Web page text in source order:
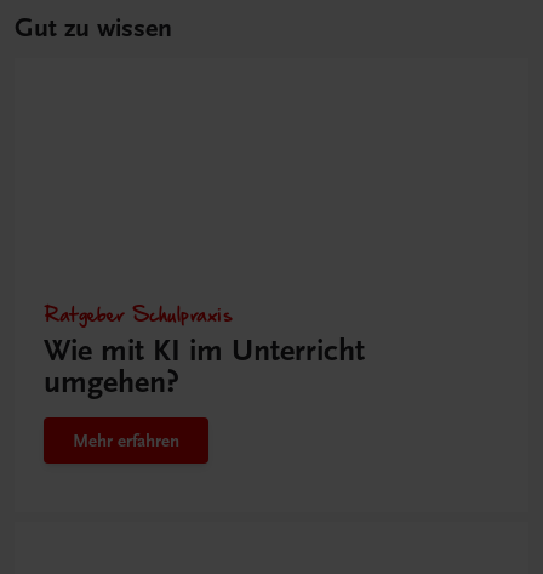
Gut zu wissen
Ratgeber Schulpraxis
Wie mit KI im Unterricht
umgehen?
Mehr erfahren